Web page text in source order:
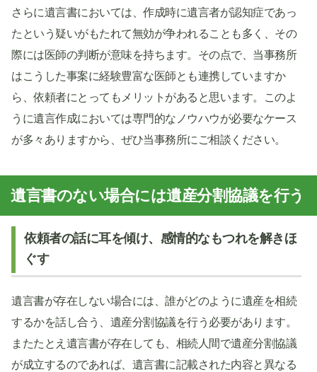
さらに遺言書においては、作成時に遺言者が認知症であっ
たという疑いがもたれて無効が争われることも多く、その
際には医師の判断が意味を持ちます。その点で、当事務所
はこうした事案に経験豊富な医師とも連携していますか
ら、依頼者にとってもメリットがあると思います。このよ
うに遺言作成においては専門的なノウハウが必要なケース
が多々ありますから、ぜひ当事務所にご相談ください。
遺言書のない場合には遺産分割協議を行う
依頼者の話に耳を傾け、感情的なもつれを解きほ
ぐす
遺言書が存在しない場合には、誰がどのように遺産を相続
するかを話し合う、遺産分割協議を行う必要があります。
またたとえ遺言書が存在しても、相続人間で遺産分割協議
が成立するのであれば、遺言書に記載された内容と異なる